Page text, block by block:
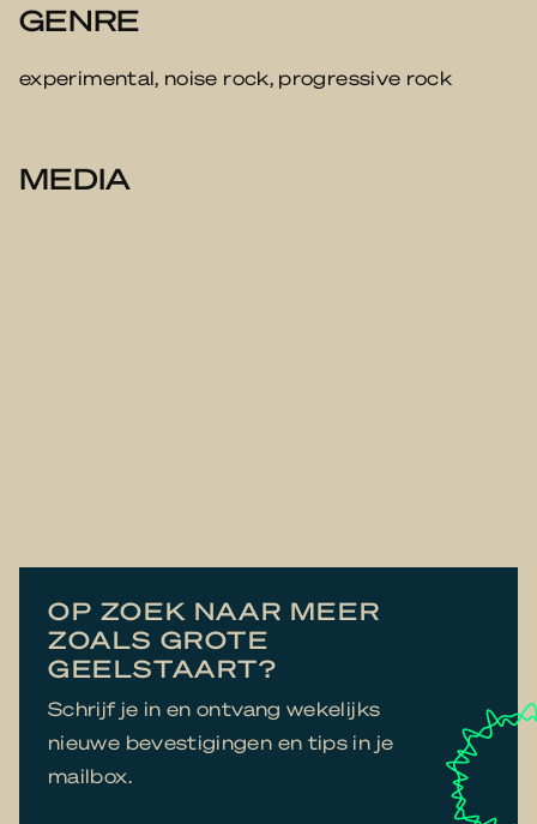
GENRE
experimental, noise rock, progressive rock
MEDIA
OP ZOEK NAAR MEER
ZOALS GROTE
GEELSTAART?
Schrijf je in en ontvang wekelijks
nieuwe bevestigingen en tips in je
mailbox.